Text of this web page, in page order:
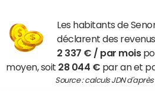
Les habitants de
déclarent des
2 337 € / par mois
moyen, soit 28 044 € par an et
Source : calculs JDN